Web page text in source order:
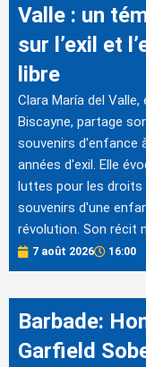
Valle : un
sur l’exil et
libre
Clara María del
Biscayne, partage
souvenirs d'enfance
années d'exil. Elle
luttes pour les droits
souvenirs d'une
révolution. Son récit
7 août 2026 16:00
Barbade:
Garfield